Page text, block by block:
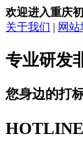
欢迎进入重庆
关于我们 | 网站
专业研发
您身边的打